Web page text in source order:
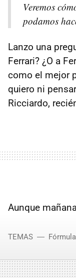
Veremos
podamos
Lanzo una
Ferrari? ¿O a
como el mejor
quiero ni
Ricciardo,
Aunque
TEMAS